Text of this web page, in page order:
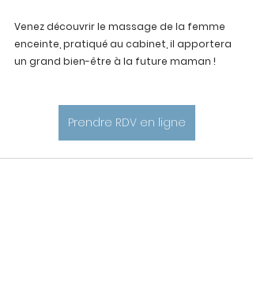
Venez découvrir le massage de la femme
enceinte, pratiqué au cabinet, il apportera
un grand bien-être à la future maman !
Prendre RDV en ligne